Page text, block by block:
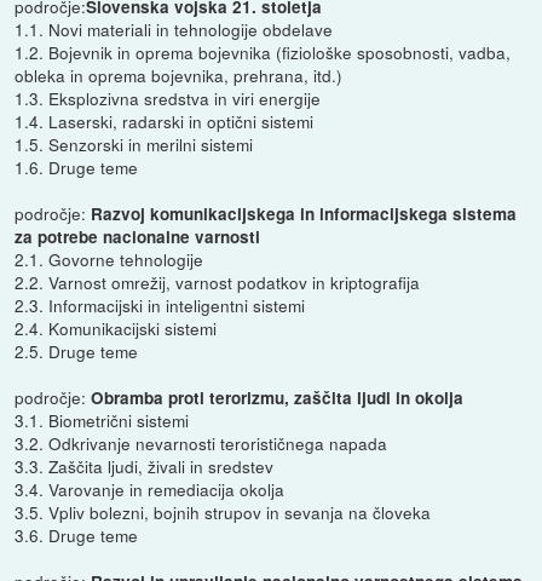
področje:Slovenska vojska 21. stoletja
1.1. Novi materiali in tehnologije obdelave
1.2. Bojevnik in oprema bojevnika (fiziološke sposobnosti, vadba,
obleka in oprema bojevnika, prehrana, itd.)
1.3. Eksplozivna sredstva in viri energije
1.4. Laserski, radarski in optični sistemi
1.5. Senzorski in merilni sistemi
1.6. Druge teme
področje: Razvoj komunikacijskega in informacijskega sistema
za potrebe nacionalne varnosti
2.1. Govorne tehnologije
2.2. Varnost omrežij, varnost podatkov in kriptografija
2.3. Informacijski in inteligentni sistemi
2.4. Komunikacijski sistemi
2.5. Druge teme
področje:Obramba proti terorizmu, zaščita ljudi in okolja
3.1. Biometrični sistemi
3.2. Odkrivanje nevarnosti terorističnega napada
3.3. Zaščita ljudi, živali in sredstev
3.4. Varovanje in remediacija okolja
3.5. Vpliv bolezni, bojnih strupov in sevanja na človeka
3.6. Druge teme